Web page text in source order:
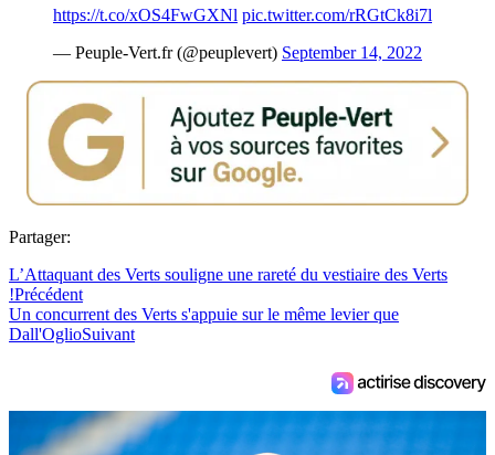
https://t.co/xOS4FwGXNl pic.twitter.com/rRGtCk8i7l
— Peuple-Vert.fr (@peuplevert) September 14, 2022
Partager:
L’Attaquant des Verts souligne une rareté du vestiaire des Verts
!Précédent
Un concurrent des Verts s'appuie sur le même levier que
Dall'OglioSuivant